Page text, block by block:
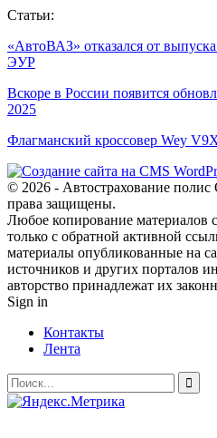
Статьи:
«АвтоВАЗ» отказался от
ЭУР
Вскоре в России появится
2025
Флагманский кроссовер Wey
© 2026 - Автострахование
права защищены.
Любое копирование материалов
только с обратной активной
материалы опубликованные на
источников и других порталов
авторство принадлежат их
Sign in
Контакты
Лента